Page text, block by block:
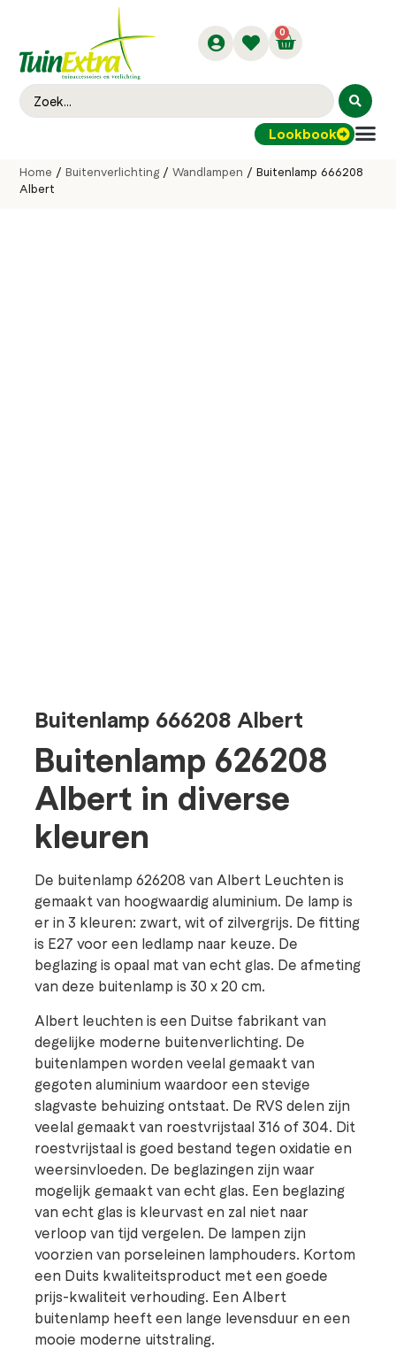
0
Lookbook
Home /Buitenverlichting/Wandlampen / Buitenlamp 666208
Albert
Buitenlamp 666208 Albert
Buitenlamp 626208
Albert in diverse
kleuren
De buitenlamp 626208 van Albert Leuchten is
gemaakt van hoogwaardig aluminium. De lamp is
er in 3 kleuren: zwart, wit of zilvergrijs. De fitting
is E27 voor een ledlamp naar keuze. De
beglazing is opaal mat van echt glas. De afmeting
van deze buitenlamp is 30 x 20 cm.
Albert leuchten is een Duitse fabrikant van
degelijke moderne buitenverlichting. De
buitenlampen worden veelal gemaakt van
gegoten aluminium waardoor een stevige
slagvaste behuizing ontstaat. De RVS delen zijn
veelal gemaakt van roestvrijstaal 316 of 304. Dit
roestvrijstaal is goed bestand tegen oxidatie en
weersinvloeden. De beglazingen zijn waar
mogelijk gemaakt van echt glas. Een beglazing
van echt glas is kleurvast en zal niet naar
verloop van tijd vergelen. De lampen zijn
voorzien van porseleinen lamphouders. Kortom
een Duits kwaliteitsproduct met een goede
prijs-kwaliteit verhouding. Een Albert
buitenlamp heeft een lange levensduur en een
mooie moderne uitstraling.